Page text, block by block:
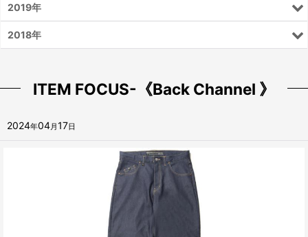
ITEM FOCUS-《Back Channel 》
2024年04月17日
2019年
2018年